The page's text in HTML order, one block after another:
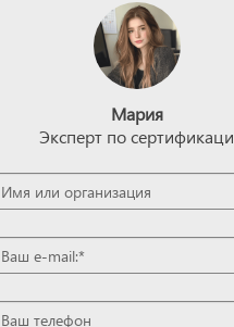
Мария
Эксперт по сертификаци